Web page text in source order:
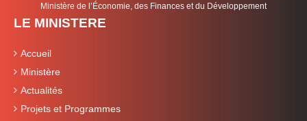
Ministère de l’Économie, des Finances et du Développement
LE MINISTERE
Accueil
Ministère
Actualités
Projets et Programmes